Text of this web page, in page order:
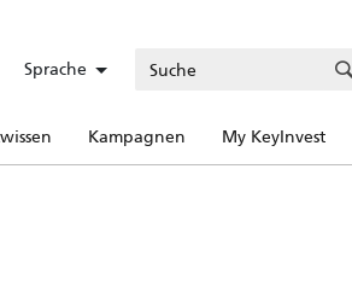
Sprache
Kampagnen My KeyInvest